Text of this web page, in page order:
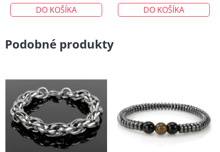
DO KOŠÍKA DO KOŠÍKA
Podobné produkty